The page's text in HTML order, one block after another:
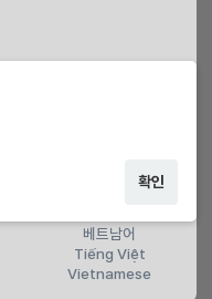
베트남어
Tiếng Việt
Vietnamese
확인